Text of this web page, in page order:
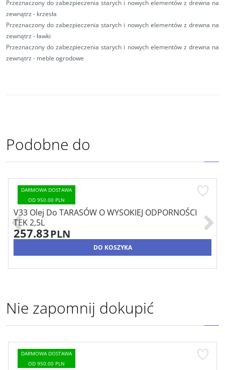
Przeznaczony do zabezpieczenia starych i nowych elementów z drewna na
zewnątrz - krzesła
Przeznaczony do zabezpieczenia starych i nowych elementów z drewna na
zewnątrz - ławki
Przeznaczony do zabezpieczenia starych i nowych elementów z drewna na
zewnątrz - meble ogrodowe
Podobne do
DARMOWA DOSTAWA
OD 950.00 PLN
V33 Olej Do TARASÓW O WYSOKIEJ ODPORNOŚCI
TEK 2,5L
257.83PLN
DO KOSZYKA
Nie zapomnij dokupić
DARMOWA DOSTAWA
OD 950.00 PLN